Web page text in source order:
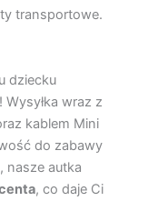
transportowe.
dziecku
wraz z
kablem Mini
do zabawy
nasze autka
, co daje Ci